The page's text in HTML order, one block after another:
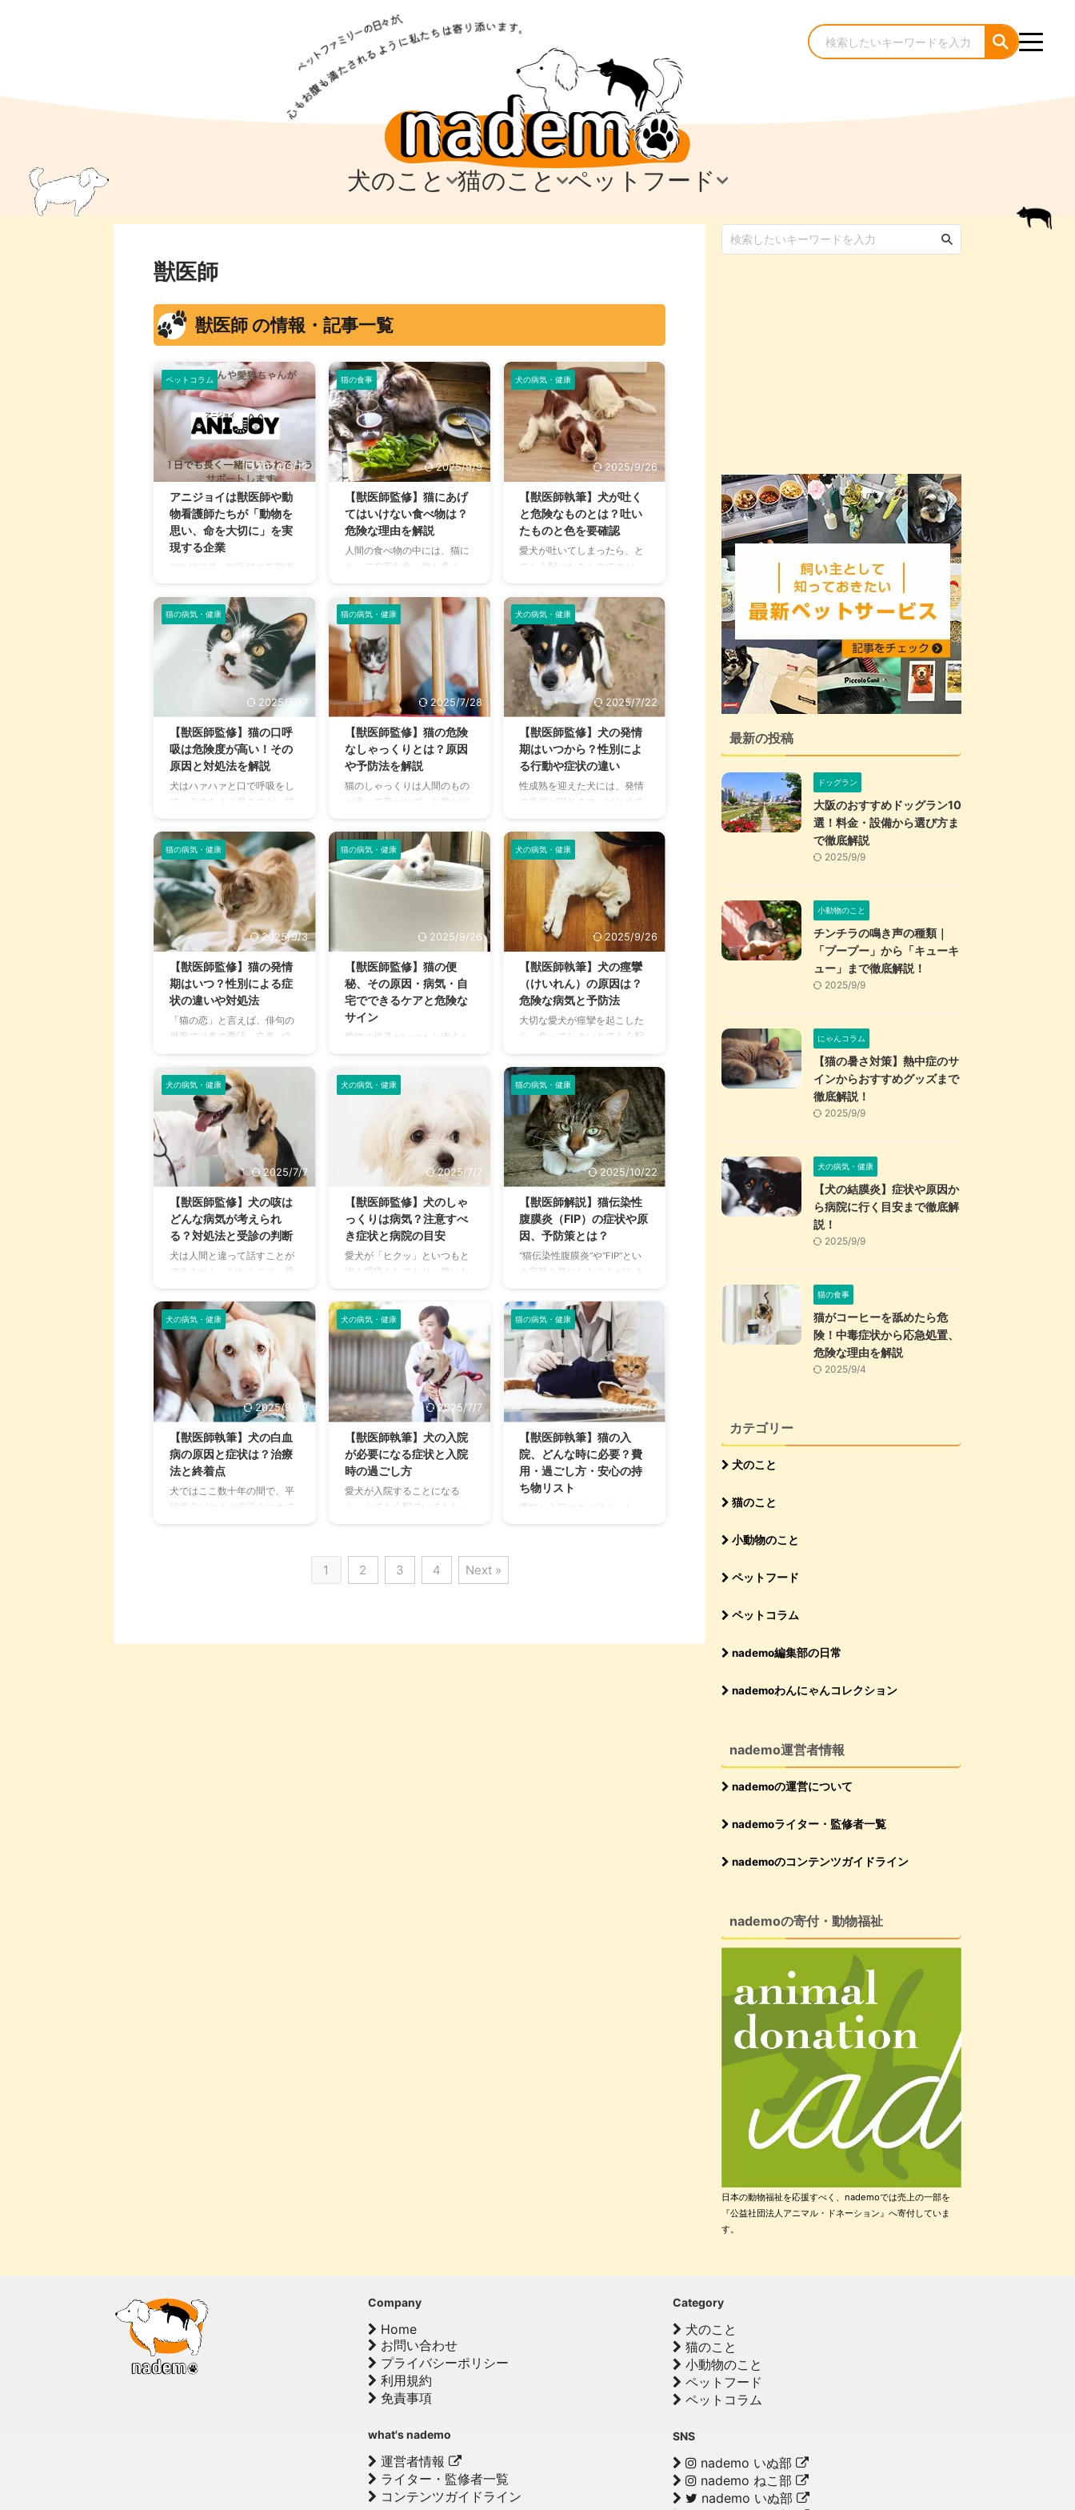
犬のこと
犬のこと
犬のケア・お手入れ
犬のしつけ
猫のこと
猫のこと
猫のケア・お手入れ
猫のしつけ
ペットフード
ペットフード
獣医師
獣医師 の情報・記事一覧
ペットコラム
2024/9/12
アニジョイは獣医師や動
物看護師たちが「動物を
思い、命を大切に」を実
現する企業
2024年2月、獣医師の西岡優
子さんを中心に設立したアニ
ジョイ。 西岡さんをはじめス
タッフは皆、医療関連の資格
とペット栄養学の知識をもつ
プロフェッショナルです。 ご
自宅ではわんこ、にゃんこと
暮らす愛犬家・愛猫家でもあ
ります。 そんな皆さんが手が
けるお仕事について、話を聞
きました。 わんこ、にゃんこ
に「本当にいいものを届けた
い」 出典：https://anijoy.site/
設立から3か月余りと発足ほ
やほやのアニジョイ。2024年
社を設立したきっかけに ...
猫の食事
2025/9/9
【獣医師監修】猫にあげ
てはいけない食べ物は？
危険な理由を解説
人間の食べ物の中には、猫に
とって有害な食べ物も多く、
場合によっては命の危険に関
わることもあります。 新鮮な
食事を与えたいからと言っ
て、何でもかんでも気にする
ことなく与えるのは、非常に
危険です。 猫にあげて良いも
の、悪いものを把握しておく
ことはとても大事なことなの
で、飼い主さんの責任として
確認しておきましょう。 野菜
や果物などの身近なものか
ら、調味料や飲料などまで一
覧にしています。 この記事の
結論 猫にあげてはいけない食
てはいけない食べ物は、野
菜・果物・ ...
犬の病気・健康
2025/9/26
【獣医師執筆】犬が吐く
と危険なものとは？吐い
たものと色を要確認
愛犬が吐いてしまったら、と
ても心配になるものですが、
飼い主として焦ってはいけま
せん。 犬はもともと吐きやす
い動物ではありますが、緊急
性が高い場合の判断などは難
しいかと思います。 そこで本
記事では犬が吐く原因や、緊
急度について解説していきま
す。 特になにを吐いてしまっ
たのか、色や形状によって緊
急度が変わってくるため、緊
急時に備えて覚えておくと良
いです。 この記事の結論 犬は
人間よりも吐きやすい動物と
言われており、過度に心配す
をつけるべきかを理解してお
く必 ...
猫の病気・健康
2025/7/17
【獣医師監修】猫の口呼
吸は危険度が高い！その
原因と対処法を解説
犬はハァハァと口で呼吸をし
ているのをよく見ますが、猫
はどうでしょうか？猫の場合
は、口で息をしている様子を
みることは、あまりありませ
んよね。 猫は基本的に鼻で呼
吸をしており、ハァハァと息
を切らしているときは体調に
問題があるかもしれません。
本記事では、猫の口呼吸の原
因や考えられる病気について
解説しています。猫と暮らし
ている飼い主さんは、ぜひ最
後まで読んでみてください
ね。 この記事の結論 猫は基本
的に鼻呼吸のみで、口呼吸を
口呼吸するときには、呼吸困
難に陥っている可能性もある
口を半 ...
猫の病気・健康
2025/7/28
【獣医師監修】猫の危険
なしゃっくりとは？原因
や予防法を解説
猫のしゃっくりは人間のもの
と違って音がせず、お腹がピ
クッピクッと波打つように動
きます。一見分かりにくく、
咳や嘔吐と似ているので混同
してしまうことがあるでしょ
う。 しゃっくりは生理現象な
す。 しかし、2～3日経っても
合は病気の症状としてしゃっ
くりがあらわれているの可能
性があります。 こちらの記事
では猫のしゃっくりが起こる
原因や考えられる病気、予防
います。 愛猫が体調を崩して
いるときにすぐに気づいてあ
げられ ...
犬の病気・健康
2025/7/22
【獣医師監修】犬の発情
期はいつから？性別によ
る行動や症状の違い
性成熟を迎えた犬には、発情
の兆候が現れます。はじめて
愛犬の発情を見た飼い主さん
は、いつもと違う様子に驚い
てしまったこともあるのでは
ないでしょうか。 発情は犬の
本能的な症状であり心配はい
りませんが、望まない妊娠・
繁殖を避けるためには男の
子・女の子双方の飼い主さん
がお互いに配慮し合う必要が
あります。 今回は、犬の発情
の仕組みやサイクル、発情時
の症状と注意点などを解説し
ます。愛犬がはじめての発情
を迎える前の飼い主さんは特
ね。 この記事の結論 犬にも発
情期は存在しており、生後6
か月頃から ...
猫の病気・健康
2025/9/3
【獣医師監修】猫の発情
期はいつ？性別による症
状の違いや対処法
「猫の恋」と言えば、俳句の
世界では春の季語。立春（2
月4日か5日）の頃に発情し始
めた猫の鳴き声を聞くと、昔
の人は春の訪れを感じたよう
です。 けれど、室内飼いが増
えた現代では、愛猫の大きな
声が近所迷惑にならないかと
飼い主さんをハラハラさせ、
中には発情すると攻撃的にな
る子も…。 そこで今回は、愛
猫も飼い主さんも安心して幸
せに暮らすための、猫の発情
に関する知識と対処法につい
てお届けします。 この記事の
結論 猫の発情期は日照時間が
の発情周期は平均2〜3週間
で、 ...
猫の病気・健康
2025/9/26
【獣医師監修】猫の便
秘、その原因・病気・自
宅でできるケアと危険な
サイン
愛猫の様子がいつもと違うと
心配になりますよね。特にト
のまま反映していることが多
く、飼い主さんは注意しなく
便秘になる原因と実際の症
状、さらに便秘の原因となる
病気について詳しく解説しま
す。 また、便秘を解消する方
法、便秘を予防するために日
頃から心がける方法について
もまとめました。 この記事を
読んで、愛猫の便秘を見逃す
ことなく、健康で快適な生活
はあまり水を飲まない動物
で、水分不足によって便秘に
なりやすい ...
犬の病気・健康
2025/9/26
【獣医師執筆】犬の痙攣
（けいれん）の原因は？
危険な病気と予防法
大切な愛犬が痙攣を起こした
ら、焦ってしまいとても心配
ですよね。 人間であっても目
の前で痙攣している人を見た
ら焦るもの。それが愛犬とも
なれば、飼い主さんとしてと
ても心配になってしまうもの
です。 そこで今回は犬の痙攣
について解説しています。痙
攣が起こったときに考えられ
る病気や、対処法や予防方法
についてまとめました。 もし
ものときに備えて、愛犬が痙
攣したときに焦らないため
に、飼い主さんも知識をつけ
ておきましょう！ この記事の
手足が動いてしまう 痙攣と似
た症状 ...
犬の病気・健康
2025/7/7
【獣医師監修】犬の咳は
どんな病気が考えられ
る？対処法と受診の判断
犬は人間と違って話すことが
できません。だからこそ、愛
犬が咳をしていると、その咳
が生理現象で心配のないもの
なのか、何かの病気が隠れて
いるのか…心配になりますよ
ね。 様子を見ていいものもあ
れば、緊急を要する咳をして
いる場合もありますので、事
前に把握しておくと安心で
す。 最終判断は専門家である
獣医師の指示を仰ぐ必要はあ
るものの、まずは動物病院に
連れて行くべきかどうか、適
切な判断が必要。 今回は犬の
咳の原因やその対処法、病院
犬の病気・健康
2025/7/7
【獣医師監修】犬のしゃ
っくりは病気？注意すべ
き症状と病院の目安
愛犬が「ヒクッ」といつもと
違う呼吸をしており、驚いた
経験のある飼い主さんも多い
でしょう。 人間と同様に、犬
もしゃっくりをすることがあ
ります。 しゃっくりは生理現
象のため基本的には心配する
必要はありませんが、いつも
と違う愛犬の様子は、飼い主
さんとしては心配になります
よね。 本記事では、犬のしゃ
っくりの原因や対処法・予防
法をご紹介します。 病気の可
能性がある危険なしゃっくり
の見分け方も解説しているの
で、ぜひ参考にしてみてくだ
合も ...
猫の病気・健康
2025/10/22
【獣医師解説】猫伝染性
腹膜炎（FIP）の症状や原
因、予防策とは？
“猫伝染性腹膜炎”や“FIP”とい
う言葉を耳にしたことがある
という、猫の飼い主さんも多
いのではないでしょうか。 猫
伝染性腹膜炎は感染・発症を
してしまうと致死率が極めて
高く、ほぼ100％亡くなって
しまうと言われている恐怖の
感染症です。 そして、現在の
獣医療でも、猫伝染性腹膜炎
に対する有効な治療法が確立
されていないのが実情です。
今回はそんな猫伝染性腹膜炎
という病気について詳しく解
説します。 この記事の結論 猫
伝染性腹膜炎（FIP）に感染&
犬の病気・健康
2025/9/29
【獣医師執筆】犬の白血
病の原因と症状は？治療
法と終着点
犬ではここ数十年の間で、平
均寿命がおよそ倍近くにまで
伸びました。これは獣医療の
犬の病気・健康
2025/7/7
【獣医師執筆】犬の入院
が必要になる症状と入院
時の過ごし方
愛犬が入院することになる
と、とても心配でいてもたっ
てもいられないと思います。
らば入院が必要になるのか、
事前の準備も踏まえて知って
おきたいところでしょう。 簡
猫の病気・健康
2025/7/7
【獣医師執筆】猫の入
院、どんな時に必要？費
用・過ごし方・安心の持
ち物リスト
愛猫が入院すると決まった
ら、とても心配でいてもたっ
1 2 3 4 Next »
最新の投稿
ドッグラン
大阪のおすすめドッグラン10
選！料金・設備から選び方ま
で徹底解説
2025/9/9
小動物のこと
チンチラの鳴き声の種類｜
「プープー」から「キューキ
ュー」まで徹底解説！
2025/9/9
にゃんコラム
【猫の暑さ対策】熱中症のサ
インからおすすめグッズまで
徹底解説！
2025/9/9
犬の病気・健康
【犬の結膜炎】症状や原因か
ら病院に行く目安まで徹底解
説！
2025/9/9
猫の食事
猫がコーヒーを舐めたら危
険！中毒症状から応急処置、
危険な理由を解説
2025/9/4
カテゴリー
犬のこと
猫のこと
小動物のこと
ペットフード
ペットコラム
nademo編集部の日常
nademoわんにゃんコレクション
nademo運営者情報
nademoの運営について
nademoライター・監修者一覧
nademoのコンテンツガイドライン
nademoの寄付・動物福祉
日本の動物福祉を応援すべく、nademoでは売上の一部を
『公益社団法人アニマル・ドネーション』へ寄付していま
す。
Company
Home
お問い合わせ
プライバシーポリシー
利用規約
免責事項
what's nademo
運営者情報
ライター・監修者一覧
コンテンツガイドライン
Category
犬のこと
猫のこと
小動物のこと
ペットフード
ペットコラム
SNS
nademo いぬ部
nademo ねこ部
nademo いぬ部